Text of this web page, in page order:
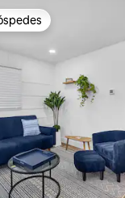
dos hóspedes